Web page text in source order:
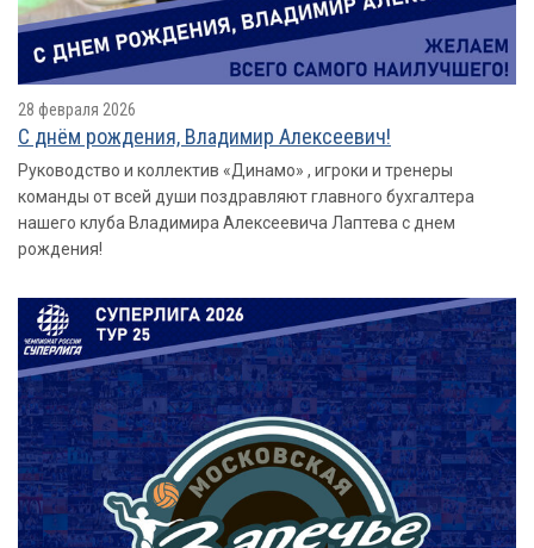
28 февраля 2026
С днём рождения, Владимир Алексеевич!
Руководство и коллектив «Динамо» , игроки и тренеры
команды от всей души поздравляют главного бухгалтера
нашего клуба Владимира Алексеевича Лаптева с днем
рождения!